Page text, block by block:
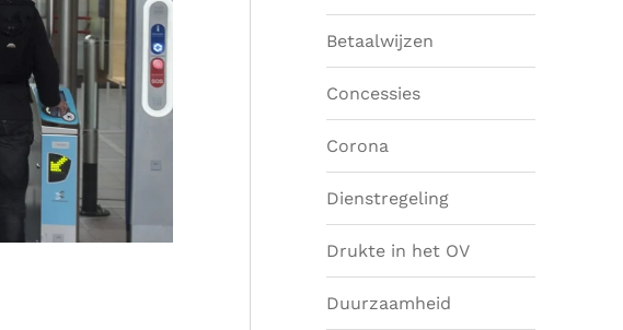
Betaalwijzen
Concessies
Corona
Dienstregeling
Drukte in het OV
Duurzaamheid